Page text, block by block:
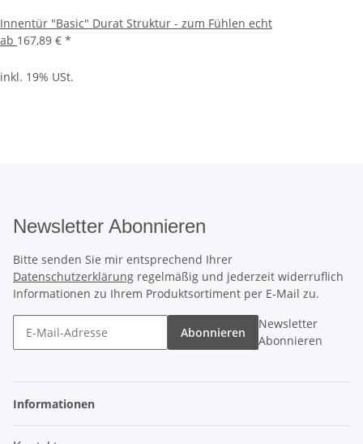
Innentür "Basic" Durat Struktur - zum Fühlen echt
ab 167,89 € *
inkl. 19% USt.
Newsletter Abonnieren
Bitte senden Sie mir entsprechend Ihrer
Datenschutzerklärung regelmäßig und jederzeit widerruflich
Informationen zu Ihrem Produktsortiment per E-Mail zu.
Abonnieren
Newsletter
Abonnieren
Informationen